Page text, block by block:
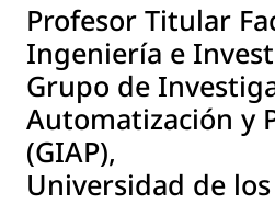
Profesor Titular
Ingeniería e
Grupo de
Automatización y
(GIAP),
Universidad de